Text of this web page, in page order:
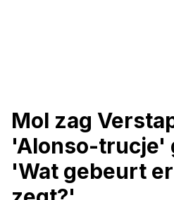
Mol zag
'Alonso-trucje'
'Wat gebeurt